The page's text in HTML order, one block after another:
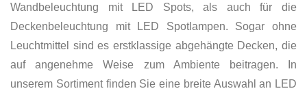
Wandbeleuchtung mit LED Spots, als auch für die
Deckenbeleuchtung mit LED Spotlampen. Sogar ohne
Leuchtmittel sind es erstklassige abgehängte Decken, die
auf angenehme Weise zum Ambiente beitragen. In
unserem Sortiment finden Sie eine breite Auswahl an LED